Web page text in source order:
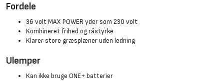
Fordele
36 volt MAX POWER yder som 230 volt
Kombineret frihed og råstyrke
Klarer store græsplæner uden ledning
Ulemper
Kan ikke bruge ONE+ batterier